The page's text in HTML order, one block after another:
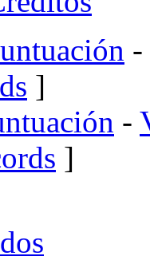
-
]
-
]